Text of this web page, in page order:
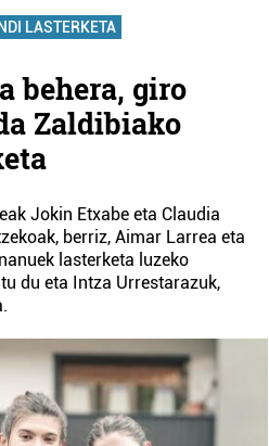
LASTERKETA
behera, giro
Zaldibiako
Jokin Etxabe eta Claudia
berriz, Aimar Larrea eta
lasterketa luzeko
du eta Intza Urrestarazuk,